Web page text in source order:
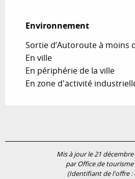
Environnement
Environnement
Sortie d’Autoroute à moins
En ville
En périphérie de la ville
En zone d'activité
Mis à jour le 21 décembre
par Office de tourisme
(Identifiant de l'offre :